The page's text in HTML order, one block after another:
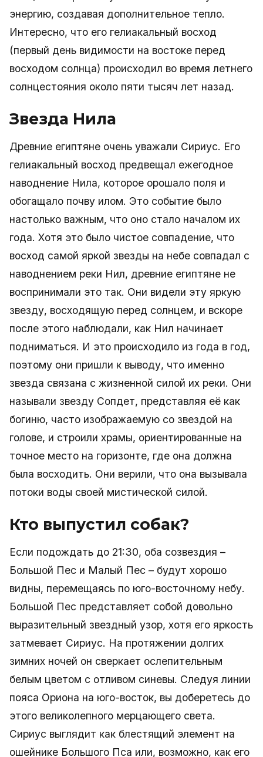
энергию, создавая дополнительное тепло.
Интересно, что его гелиакальный восход
(первый день видимости на востоке перед
восходом солнца) происходил во время летнего
солнцестояния около пяти тысяч лет назад.
Звезда Нила
Древние египтяне очень уважали Сириус. Его
гелиакальный восход предвещал ежегодное
наводнение Нила, которое орошало поля и
обогащало почву илом. Это событие было
настолько важным, что оно стало началом их
года. Хотя это было чистое совпадение, что
восход самой яркой звезды на небе совпадал с
наводнением реки Нил, древние египтяне не
воспринимали это так. Они видели эту яркую
звезду, восходящую перед солнцем, и вскоре
после этого наблюдали, как Нил начинает
подниматься. И это происходило из года в год,
поэтому они пришли к выводу, что именно
звезда связана с жизненной силой их реки. Они
называли звезду Сопдет, представляя её как
богиню, часто изображаемую со звездой на
голове, и строили храмы, ориентированные на
точное место на горизонте, где она должна
была восходить. Они верили, что она вызывала
потоки воды своей мистической силой.
Кто выпустил собак?
Если подождать до 21:30, оба созвездия –
Большой Пес и Малый Пес – будут хорошо
видны, перемещаясь по юго-восточному небу.
Большой Пес представляет собой довольно
выразительный звездный узор, хотя его яркость
затмевает Сириус. На протяжении долгих
зимних ночей он сверкает ослепительным
белым цветом с отливом синевы. Следуя линии
пояса Ориона на юго-восток, вы доберетесь до
этого великолепного мерцающего света.
Сириус выглядит как блестящий элемент на
ошейнике Большого Пса или, возможно, как его